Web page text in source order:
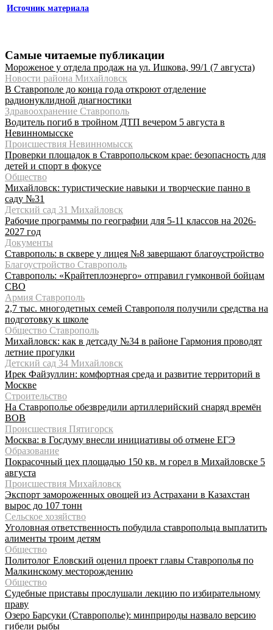
Источник материала
Самые читаемые публикации
Мороженое у отдела продаж на ул. Ишкова, 99/1 (7 августа)
Новости района Михайловск
В Ставрополе до конца года откроют отделение
радионуклидной диагностики
Здравоохранение Ставрополь
Водитель погиб в тройном ДТП вечером 5 августа в
Невинномысске
Происшествия Невинномысск
Проверки площадок в Ставропольском крае: безопасность для
детей и спорт в фокусе
Общество
Михайловск: туристические навыки и творческие панно в
саду №31
Детский сад 31 Михайловск
Рабочие программы по географии для 5-11 классов на 2026-
2027 год
Документы
Ставрополь: в сквере у лицея №8 завершают благоустройство
Благоустройство Ставрополь
Ставрополь: «Крайтеплоэнерго» отправил гумконвой бойцам
СВО
Армия Ставрополь
2,7 тыс. многодетных семей Ставрополя получили средства на
подготовку к школе
Общество Ставрополь
Михайловск: как в детсаду №34 в районе Гармония проводят
летние прогулки
Детский сад 34 Михайловск
Ирек Файзуллин: комфортная среда и развитие территорий в
Москве
Строительство
На Ставрополье обезвредили артиллерийский снаряд времён
ВОВ
Происшествия Пятигорск
Москва: в Госдуму внесли инициативы об отмене ЕГЭ
Образование
Покрасочный цех площадью 150 кв. м горел в Михайловске 5
августа
Происшествия Михайловск
Экспорт замороженных овощей из Астрахани в Казахстан
вырос до 107 тонн
Сельское хозяйство
Уголовная ответственность побудила ставропольца выплатить
алименты троим детям
Общество
Политолог Еловский оценил проект главы Ставрополья по
Малкинскому месторождению
Общество
Судебные приставы прослушали лекцию по избирательному
праву
Озеро Барсуки (Ставрополье): минприроды назвало версию
гибели рыбы